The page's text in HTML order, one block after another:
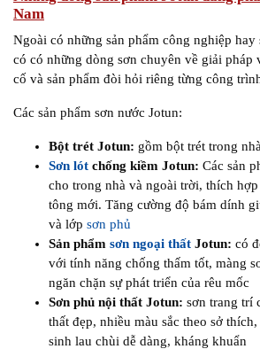
Nam
Ngoài có những sản phẩm công nghiệp hay
có có những dòng sơn chuyên về giải pháp
cố và sản phẩm đòi hỏi riêng từng công
Các sản phẩm sơn nước Jotun:
Bột trét Jotun: gồm bột trét trong
Sơn lót chống kiềm Jotun: Các sản
cho trong nhà và ngoài trời, thích
tông mới. Tăng cường độ bám dính
và lớp sơn phủ
Sản phẩm sơn ngoại thất Jotun: có
với tính năng chống thấm tốt, màng
ngăn chặn sự phát triển của rêu mốc
Sơn phủ nội thất Jotun: sơn trang trí
thất đẹp, nhiều màu sắc theo sở
sinh lau chùi dễ dàng, kháng khuẩn